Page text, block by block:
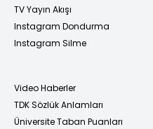
TV Yayın Akışı
Instagram Dondurma
Instagram Silme
Video Haberler
TDK Sözlük Anlamları
Üniversite Taban Puanları